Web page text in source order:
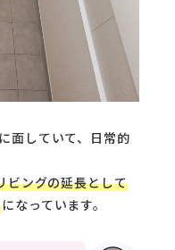
面していて、日常的
ビングの延長として
になっています。